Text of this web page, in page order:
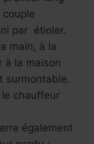
couple
par étioler.
main, à la
à la maison
surmontable.
chauffeur
également